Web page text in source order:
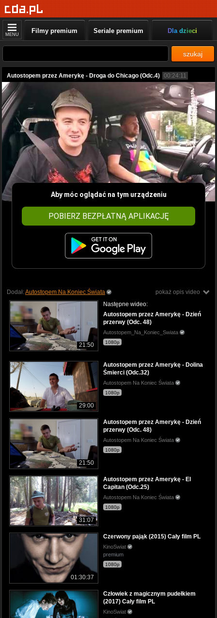
MENU Filmy premium Seriale premium Dla dzieci
szukaj
Autostopem przez Amerykę - Droga do Chicago (Odc.4) 00:24:11
Aby móc oglądać na tym urządzeniu
POBIERZ BEZPŁATNĄ APLIKACJĘ
pokaż opis video
Dodał:Autostopem Na Koniec Świata
21:50
Następne wideo:
Autostopem przez Amerykę - Dzień
przerwy (Odc. 48)
Autostopem_Na_Koniec_Swiata
1080p
29:00
Autostopem przez Amerykę - Dolina
Śmierci (Odc.32)
Autostopem Na Koniec Świata
1080p
21:50
Autostopem przez Amerykę - Dzień
przerwy (Odc. 48)
Autostopem Na Koniec Świata
1080p
31:07
Autostopem przez Amerykę - El
Capitan (Odc.25)
Autostopem Na Koniec Świata
1080p
01:30:37
Czerwony pająk (2015) Cały film PL
KinoSwiat
premium
1080p
Człowiek z magicznym pudełkiem
(2017) Cały film PL
KinoSwiat